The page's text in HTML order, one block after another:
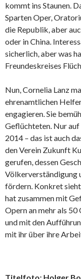
kommt ins Staunen.
Sparten Oper,
die Republik, aber
oder in China.
sicherlich, aber was
Freundeskreises
Nun, Cornelia Lanz
ehrenamtlichen
engagieren. Sie
Geflüchteten. Nur auf
2014 – das ist auch
den Verein Zukunft
gerufen, dessen
Völkerverständigung
fördern. Konkret
hat zusammen mit
Opern an mehr als 50
und mit den
mit ihr über ihre